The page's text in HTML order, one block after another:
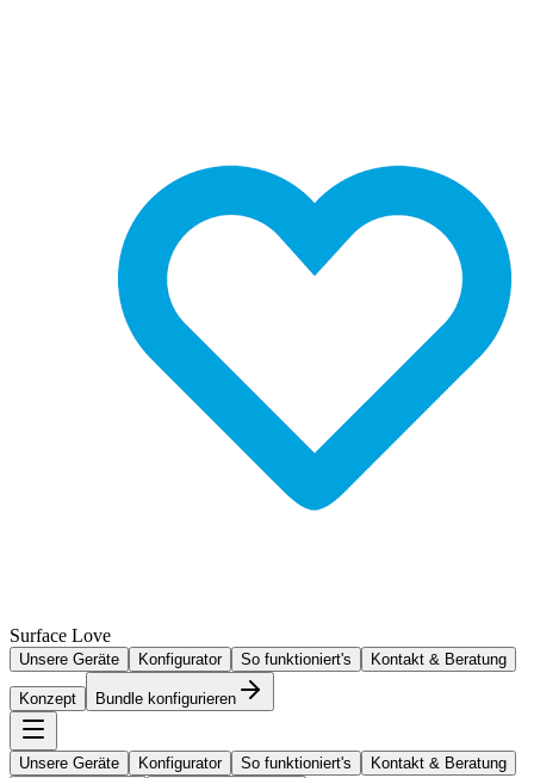
Surface Love
Unsere Geräte Konfigurator So funktioniert's Kontakt & Beratung
Konzept Bundle konfigurieren
Unsere Geräte Konfigurator So funktioniert's
Kontakt & Beratung